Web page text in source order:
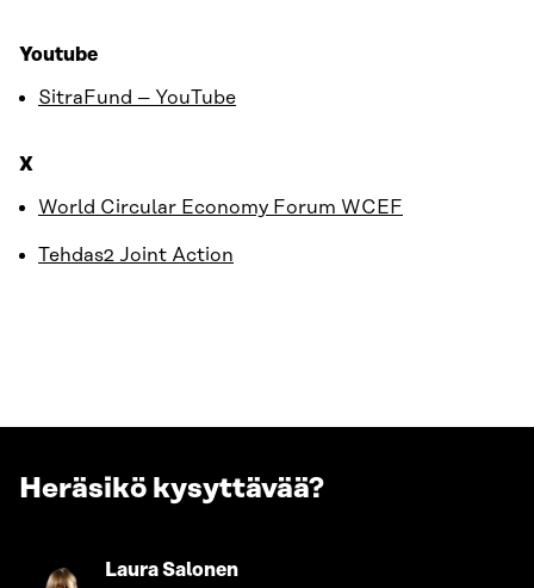
Youtube
SitraFund – YouTube
X
World Circular Economy Forum WCEF
Tehdas2 Joint Action
Heräsikö kysyttävää?
Laura SalonenSiirry